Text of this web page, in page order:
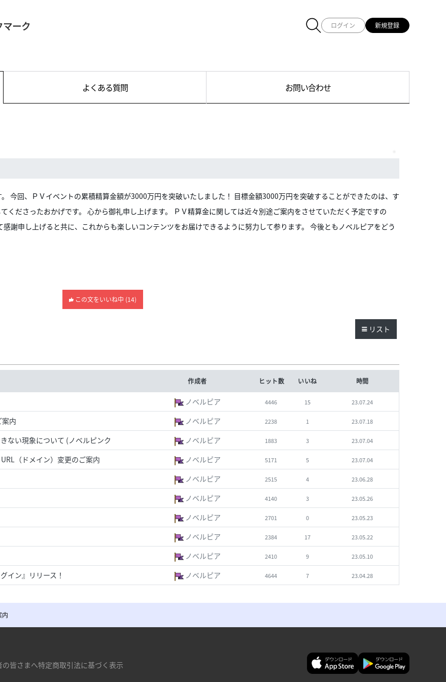
マーク ログイン 新規登録
よくある質問 お問い合わせ
今回、ＰＶイベントの累積精算金額が3000万円を突破いたしました！ 目標金額3000万円を突破することができたのは、す
くださったおかげです。 心から御礼申し上げます。 ＰＶ精算金に関しては近々別途ご案内をさせていただく予定ですの
謝申し上げると共に、これからも楽しいコンテンツをお届けできるように努力して参ります。 今後ともノベルピアをどう
この文をいいね中 (14)
リスト
作成者 ヒット数 いいね 時間
ノベルピア 4446 15 23.07.24
案内 ノベルピア 2238 1 23.07.18
ない現象について (ノベルピンク) ノベルピア 1883 3 23.07.04
（ドメイン）変更のご案内 ノベルピア 5171 5 23.07.04
ノベルピア 2515 4 23.06.28
ノベルピア 4140 3 23.05.26
ノベルピア 2701 0 23.05.23
ノベルピア 2384 17 23.05.22
ノベルピア 2410 9 23.05.10
イン』リリース！ ノベルピア 4644 7 23.04.28
内
皆さまへ特定商取引法に基づく表示